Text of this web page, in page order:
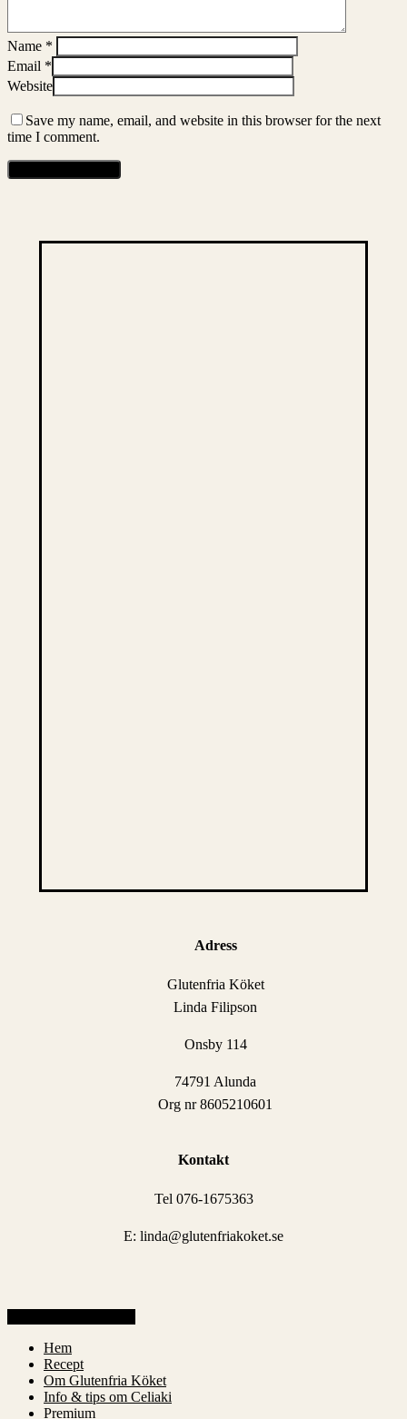
Name *
Email *
Website
Save my name, email, and website in this browser for the next
time I comment.
Adress
Glutenfria Köket
Linda Filipson
Onsby 114
74791 Alunda
Org nr 8605210601
Kontakt
Tel 076-1675363
E: linda@glutenfriakoket.se
Close
Menu
Hem
Recept
Om Glutenfria Köket
Info & tips om Celiaki
Premium